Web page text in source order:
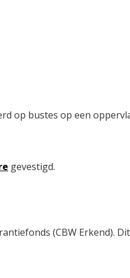
op bustes op een
gevestigd.
(CBW Erkend).